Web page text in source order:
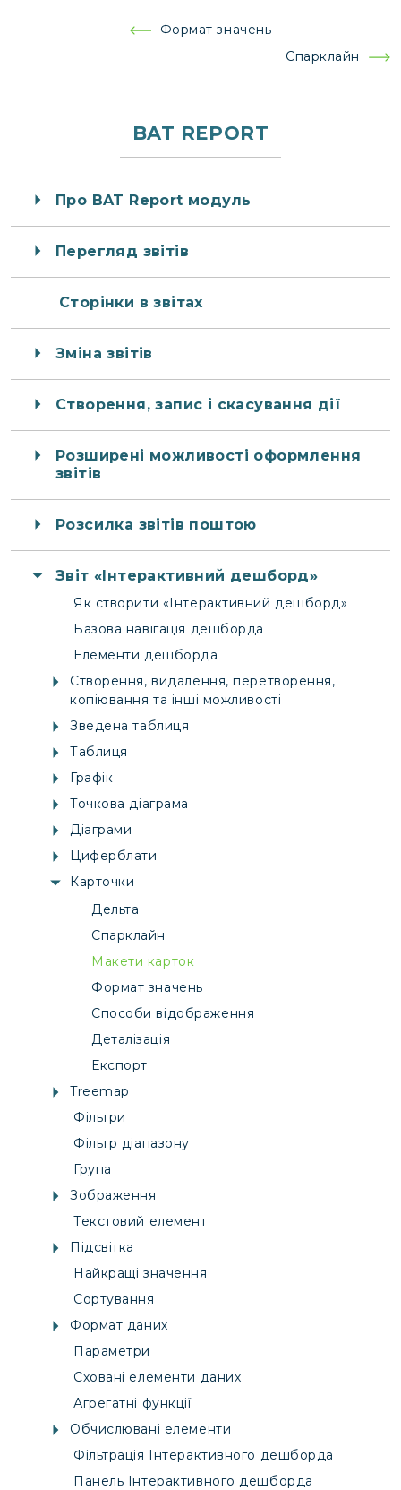
Формат значень
Спарклайн
BAT REPORT
Про BAT Report модуль
Перегляд звітів
Сторінки в звітах
Зміна звітів
Створення, запис і скасування дії
Розширені можливості оформлення
звітів
Розсилка звітів поштою
Звіт «Інтерактивний дешборд»
Як створити «Інтерактивний дешборд»
Базова навігація дешборда
Елементи дешборда
Створення, видалення, перетворення,
копіювання та інші можливості
Зведена таблиця
Таблиця
Графік
Точкова діаграма
Діаграми
Циферблати
Карточки
Дельта
Спарклайн
Макети карток
Формат значень
Способи відображення
Деталізація
Експорт
Treemap
Фільтри
Фільтр діапазону
Група
Зображення
Текстовий елемент
Підсвітка
Найкращі значення
Сортування
Формат даних
Параметри
Сховані елементи даних
Агрегатні функції
Обчислювані елементи
Фільтрація Інтерактивного дешборда
Панель Інтерактивного дешборда